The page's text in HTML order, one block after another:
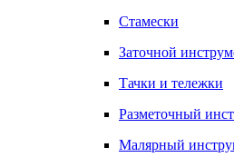
Стамески
Заточной
Тачки и тележки
Разметочный
Малярный